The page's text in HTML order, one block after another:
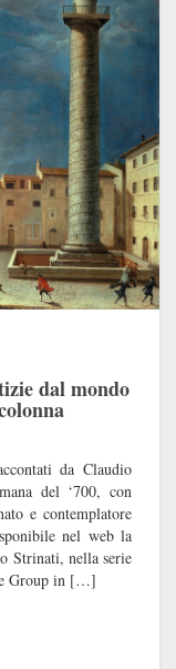
dal mondo
da Claudio
del ‘700, con
e contemplatore
nel web la
Strinati, nella serie
Group in […]